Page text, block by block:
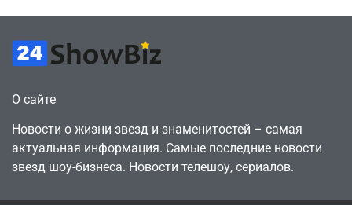
О сайте
Новости о жизни звезд и знаменитостей – самая
актуальная информация. Самые последние новости
звезд шоу-бизнеса. Новости телешоу, сериалов.